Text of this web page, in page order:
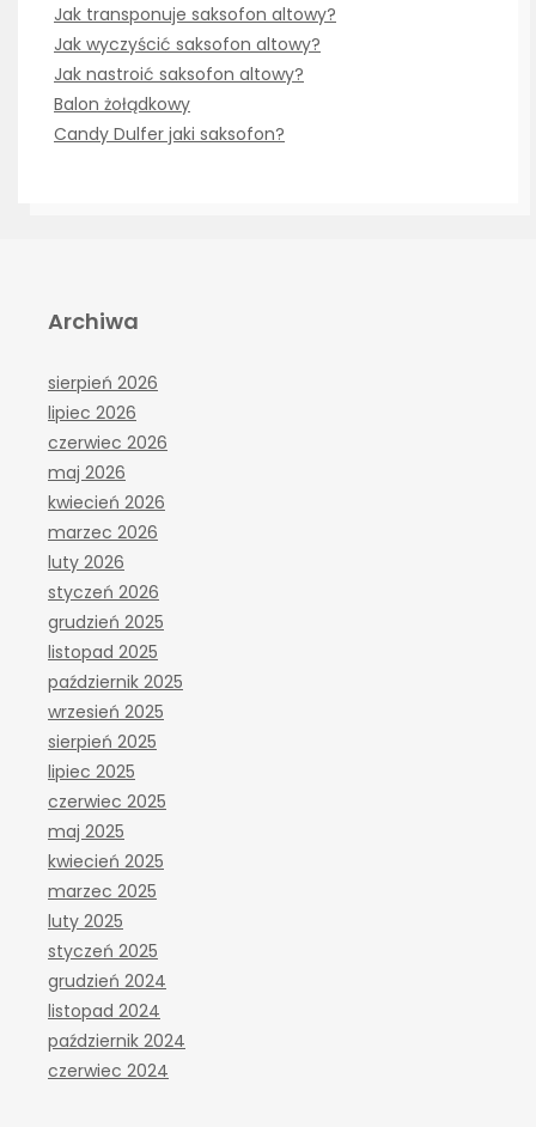
Jak transponuje saksofon altowy?
Jak wyczyścić saksofon altowy?
Jak nastroić saksofon altowy?
Balon żołądkowy
Candy Dulfer jaki saksofon?
Archiwa
sierpień 2026
lipiec 2026
czerwiec 2026
maj 2026
kwiecień 2026
marzec 2026
luty 2026
styczeń 2026
grudzień 2025
listopad 2025
październik 2025
wrzesień 2025
sierpień 2025
lipiec 2025
czerwiec 2025
maj 2025
kwiecień 2025
marzec 2025
luty 2025
styczeń 2025
grudzień 2024
listopad 2024
październik 2024
czerwiec 2024